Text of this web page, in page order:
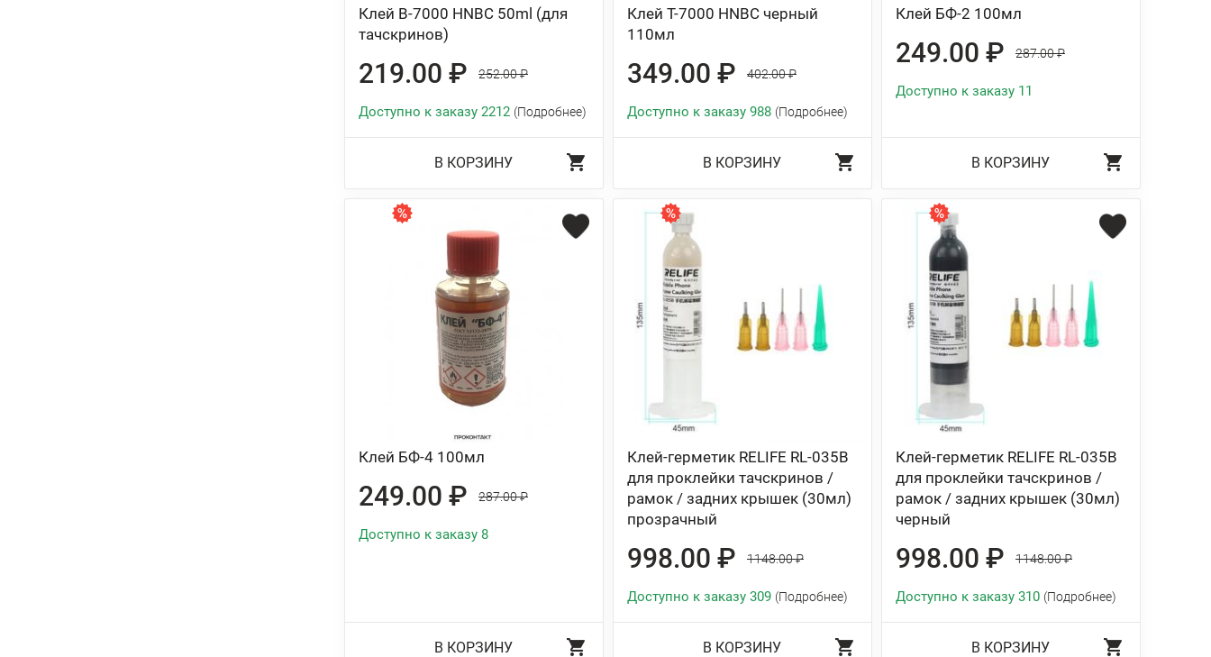
Клей B-7000 HNBC 50ml (для
тачскринов)
219.00 ₽ 252.00 ₽
Доступно к заказу 2212 (Подробнее)
В КОРЗИНУ
Клей T-7000 HNBC черный
110мл
349.00 ₽ 402.00 ₽
Доступно к заказу 988 (Подробнее)
В КОРЗИНУ
Клей БФ-2 100мл
249.00 ₽ 287.00 ₽
Доступно к заказу 11
В КОРЗИНУ
Клей БФ-4 100мл
249.00 ₽ 287.00 ₽
Доступно к заказу 8
В КОРЗИНУ
Клей-герметик RELIFE RL-035B
для проклейки тачскринов /
рамок / задних крышек (30мл)
прозрачный
998.00 ₽ 1148.00 ₽
Доступно к заказу 309 (Подробнее)
В КОРЗИНУ
Клей-герметик RELIFE RL-035B
для проклейки тачскринов /
рамок / задних крышек (30мл)
черный
998.00 ₽ 1148.00 ₽
Доступно к заказу 310 (Подробнее)
В КОРЗИНУ